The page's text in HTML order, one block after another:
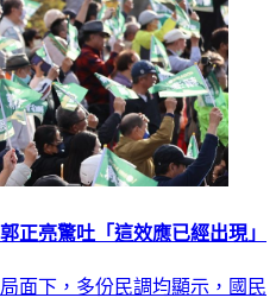
正亮驚吐「這效應已經出現」
面下，多份民調均顯示，國民